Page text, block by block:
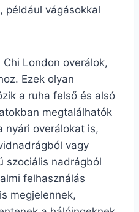
például vágásokkal
London overálok,
Ezek olyan
a ruha felső és alsó
megtalálhatók
nyári overálokat is,
vagy
szociális nadrágból
felhasználás
megjelennek,